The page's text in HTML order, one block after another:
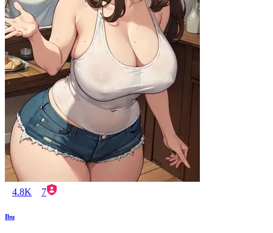
4.8K 7
Ibu